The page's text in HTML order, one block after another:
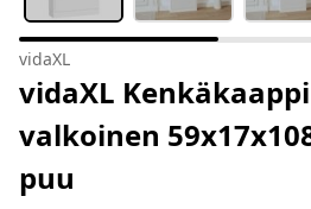
vidaXL
vidaXL
valkoinen
puu